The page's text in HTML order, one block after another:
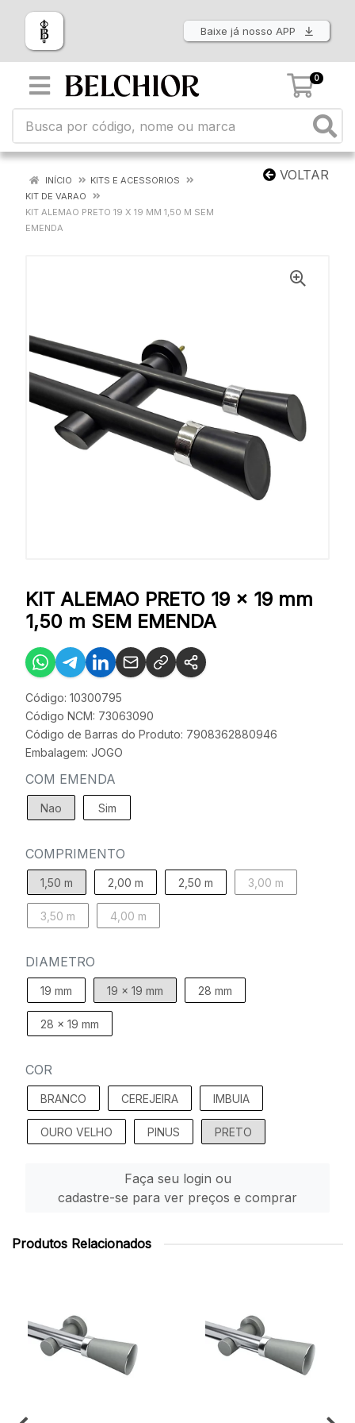
Baixe já nosso APP
0
VOLTAR
INÍCIO
KITS E ACESSORIOS
KIT DE VARAO
KIT ALEMAO PRETO 19 X 19 MM 1,50 M SEM
EMENDA
KIT ALEMAO PRETO 19 x 19 mm
1,50 m SEM EMENDA
Código: 10300795
Código NCM: 73063090
Código de Barras do Produto: 7908362880946
Embalagem: JOGO
COM EMENDA
Nao Sim
COMPRIMENTO
1,50 m 2,00 m 2,50 m 3,00 m
3,50 m 4,00 m
DIAMETRO
19 mm 19 x 19 mm 28 mm
28 x 19 mm
COR
BRANCO CEREJEIRA IMBUIA
OURO VELHO PINUS PRETO
Faça seu login ou
cadastre-se para ver preços e comprar
Produtos Relacionados